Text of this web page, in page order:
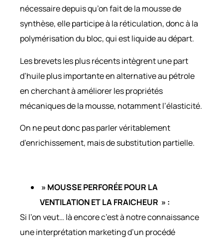
nécessaire depuis qu’on fait de la mousse de
synthèse, elle participe à la réticulation, donc à la
polymérisation du bloc, qui est liquide au départ.
Les brevets les plus récents intègrent une part
d’huile plus importante en alternative au pétrole
en cherchant à améliorer les propriétés
mécaniques de la mousse, notamment l’élasticité.
On ne peut donc pas parler véritablement
d’enrichissement, mais de substitution partielle.
» MOUSSE PERFORÉE POUR LA
VENTILATION ET LA FRAICHEUR » :
Si l’on veut… là encore c’est à notre connaissance
une interprétation marketing d’un procédé